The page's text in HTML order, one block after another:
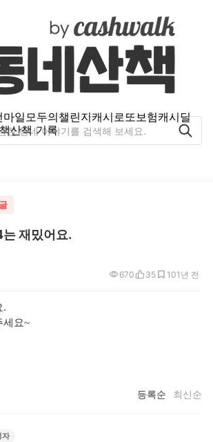
마일모두의챌린지캐시로또보험캐시딜
산책 기록
재밌어요.
1년 전
670 35 10
.
세요~
등록순 최신순
자